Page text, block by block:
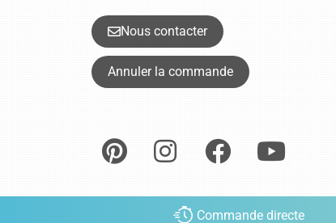
Nous contacter
Annuler la commande
Commande directe